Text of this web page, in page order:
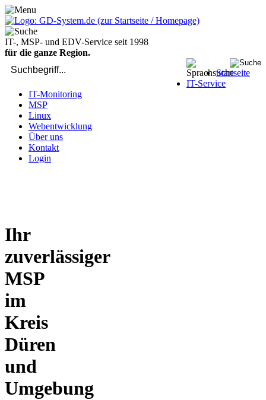
IT-, MSP- und EDV-Service seit 1998
für die ganze Region.
Startseite
IT-Service
IT-Monitoring
MSP
Linux
Webentwicklung
Über uns
Kontakt
Login
Ihr
zuverlässiger
MSP
im
Kreis
Düren
und
Umgebung